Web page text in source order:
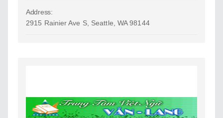
Address:
2915 Rainier Ave S, Seattle, WA 98144